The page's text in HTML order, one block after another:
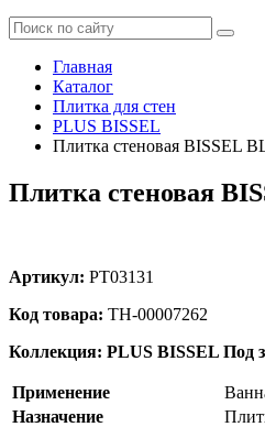
Главная
Каталог
Плитка для стен
PLUS BISSEL
Плитка стеновая BISSEL
Плитка стеновая
Артикул: PT03131
Код товара: ТН-00007262
Коллекция: PLUS BISSEL Под
Применение
Назначение